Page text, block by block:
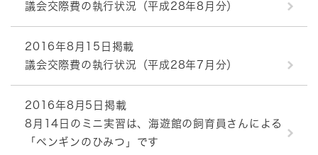
議会交際費の執行状況（平成28年8月分）
2016年8月15日掲載
議会交際費の執行状況（平成28年7月分）
2016年8月5日掲載
8月14日のミニ実習は、海遊館の飼育員さんによる
「ペンギンのひみつ」です